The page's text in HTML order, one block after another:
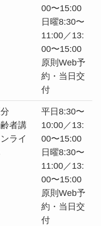
00〜15:00
日曜8:30〜
11:00／13:
00〜15:00
原則Web予
約・当日交
付
者講
ライ
平日8:30〜
10:00／13:
00〜15:00
日曜8:30〜
11:00／13:
00〜15:00
原則Web予
約・当日交
付